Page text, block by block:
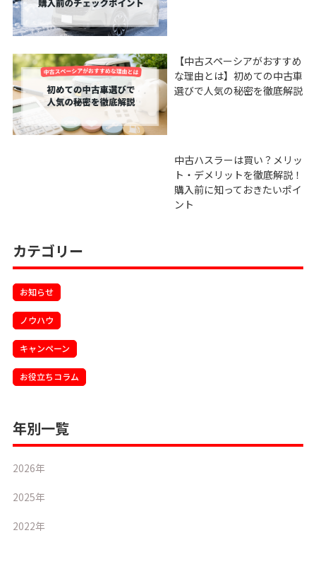
【中古スペーシアがおすすめ
な理由とは】初めての中古車
選びで人気の秘密を徹底解説
中古ハスラーは買い？メリッ
ト・デメリットを徹底解説！
購入前に知っておきたいポイ
ント
カテゴリー
お知らせ
ノウハウ
キャンペーン
お役立ちコラム
年別一覧
2026年
2025年
2022年